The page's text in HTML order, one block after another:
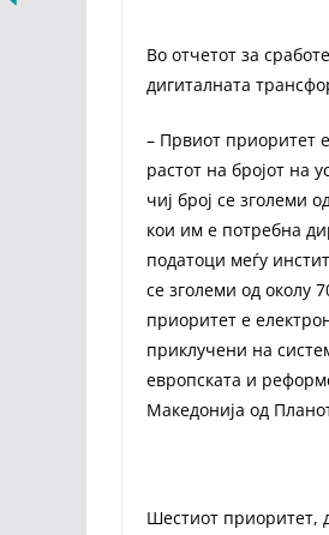
Во отчетот за
дигиталната
– Првиот приоритет
растот на бројот на
чиј број се зголеми
кои им е потребна
податоци меѓу
се зголеми од околу
приоритет е
приклучени на
европската и
Македонија од
Шестиот приоритет,